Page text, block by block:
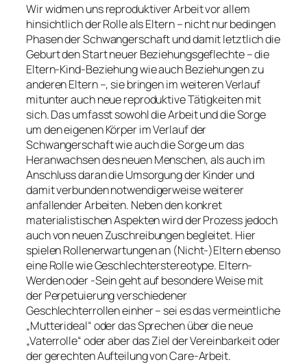
Wir widmen uns reproduktiver Arbeit vor allem
hinsichtlich der Rolle alsEltern– nicht nur bedingen
Phasen der Schwangerschaft und damit letztlich die
Geburt den Start neuer Beziehungsgeflechte – die
Eltern-Kind-Beziehung wie auch Beziehungen zu
anderen Eltern –, sie bringen im weiteren Verlauf
mitunter auch neue reproduktive Tätigkeiten mit
sich. Das umfasst sowohl die Arbeit und die Sorge
um den eigenen Körper im Verlauf der
Schwangerschaft wie auch die Sorge um das
Heranwachsen des neuen Menschen, als auch im
Anschluss daran die Umsorgung der Kinder und
damit verbunden notwendigerweise weiterer
anfallender Arbeiten. Neben den konkret
materialistischen Aspekten wird der Prozess jedoch
auch von neuen Zuschreibungen begleitet. Hier
spielen Rollenerwartungen an (Nicht-)Eltern ebenso
eine Rolle wie Geschlechterstereotype. Eltern-
Werden oder -Sein geht auf besondere Weise mit
der Perpetuierung verschiedener
Geschlechterrollen einher – sei es das vermeintliche
„Mutterideal“ oder das Sprechen über die neue
„Vaterrolle“ oder aber das Ziel der Vereinbarkeit oder
der gerechten Aufteilung von Care-Arbeit.